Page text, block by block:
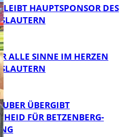
HAUPTSPONSOR DES
ALLE SINNE IM HERZEN
ÜBERGIBT
FÜR BETZENBERG-